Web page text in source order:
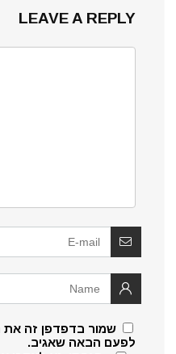
LEAVE A REPLY
שמור בדפדפן זה את
לפעם הבאה שאגיב.